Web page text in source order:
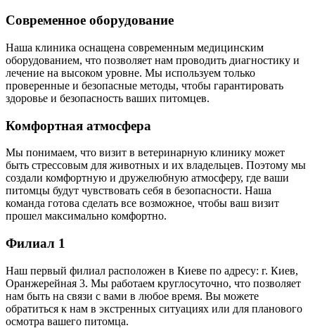
Современное оборудование
Наша клиника оснащена современным медицинским
оборудованием, что позволяет нам проводить диагностику и
лечение на высоком уровне. Мы используем только
проверенные и безопасные методы, чтобы гарантировать
здоровье и безопасность ваших питомцев.
Комфортная атмосфера
Мы понимаем, что визит в ветеринарную клинику может
быть стрессовым для животных и их владельцев. Поэтому мы
создали комфортную и дружелюбную атмосферу, где ваши
питомцы будут чувствовать себя в безопасности. Наша
команда готова сделать все возможное, чтобы ваш визит
прошел максимально комфортно.
Филиал 1
Наш первый филиал расположен в Киеве по адресу: г. Киев,
Оранжерейная 3. Мы работаем круглосуточно, что позволяет
нам быть на связи с вами в любое время. Вы можете
обратиться к нам в экстренных ситуациях или для планового
осмотра вашего питомца.